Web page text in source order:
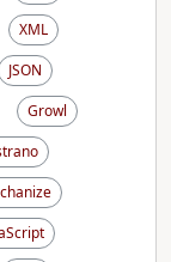
XML
JSON
Growl